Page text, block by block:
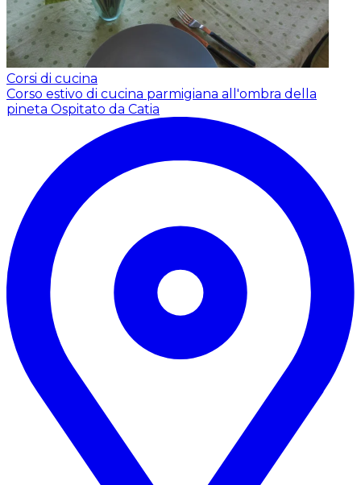
Corsi di cucina
Corso estivo di cucina parmigiana all'ombra della
pineta Ospitato da Catia